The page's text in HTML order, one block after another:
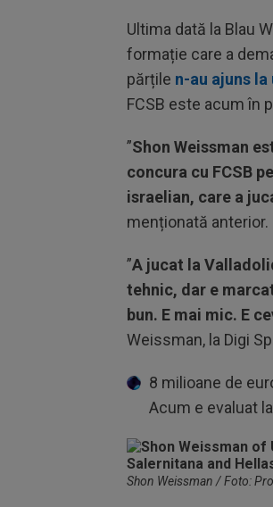
Ultima dată la Blau
formație care a
părțile n-au ajuns la
FCSB este acum în
”Shon Weissman
concura cu FCSB
israelian, care a
menționată anterior.
”A jucat la
tehnic, dar e
bun. E mai mic. E
Weissman, la Digi
8 milioane de
Acum e evaluat
Shon Weissman / Foto: